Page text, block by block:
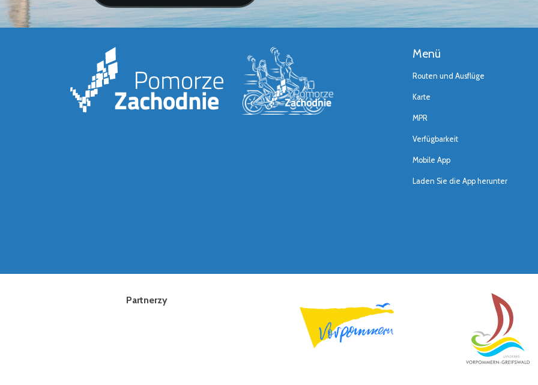
Menü
Routen und Ausflüge
Karte
MPR
Verfügbarkeit
Mobile App
Laden Sie die App herunter
Partnerzy